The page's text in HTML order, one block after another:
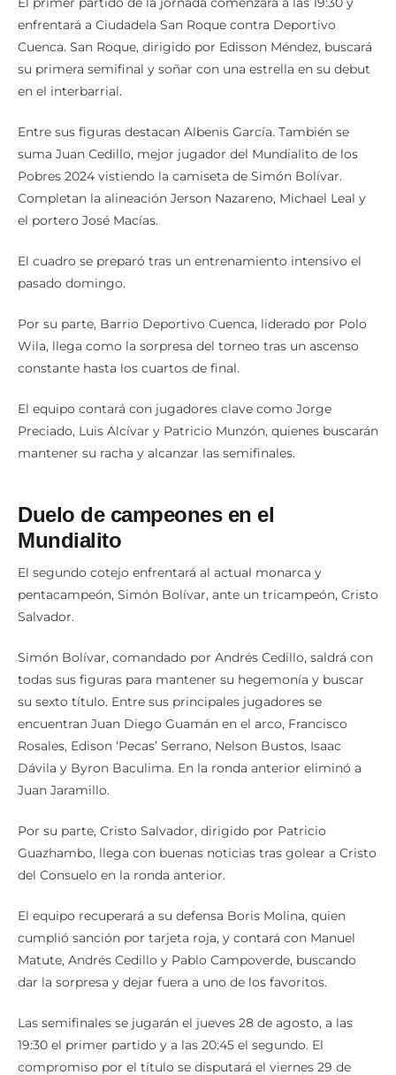
enfrentará a Ciudadela San Roque contra Deportivo
Cuenca. San Roque, dirigido por Edisson Méndez, buscará
su primera semifinal y soñar con una estrella en su debut
en el interbarrial.
Entre sus figuras destacan Albenis García. También se
suma Juan Cedillo, mejor jugador del Mundialito de los
Pobres 2024 vistiendo la camiseta de Simón Bolívar.
Completan la alineación Jerson Nazareno, Michael Leal y
el portero José Macías.
El cuadro se preparó tras un entrenamiento intensivo el
pasado domingo.
Por su parte, Barrio Deportivo Cuenca, liderado por Polo
Wila, llega como la sorpresa del torneo tras un ascenso
constante hasta los cuartos de final.
El equipo contará con jugadores clave como Jorge
Preciado, Luis Alcívar y Patricio Munzón, quienes buscarán
mantener su racha y alcanzar las semifinales.
Duelo de campeones en el
Mundialito
El segundo cotejo enfrentará al actual monarca y
pentacampeón, Simón Bolívar, ante un tricampeón, Cristo
Salvador.
Simón Bolívar, comandado por Andrés Cedillo, saldrá con
todas sus figuras para mantener su hegemonía y buscar
su sexto título. Entre sus principales jugadores se
encuentran Juan Diego Guamán en el arco, Francisco
Rosales, Edison ‘Pecas’ Serrano, Nelson Bustos, Isaac
Dávila y Byron Baculima. En la ronda anterior eliminó a
Juan Jaramillo.
Por su parte, Cristo Salvador, dirigido por Patricio
Guazhambo, llega con buenas noticias tras golear a Cristo
del Consuelo en la ronda anterior.
El equipo recuperará a su defensa Boris Molina, quien
cumplió sanción por tarjeta roja, y contará con Manuel
Matute, Andrés Cedillo y Pablo Campoverde, buscando
dar la sorpresa y dejar fuera a uno de los favoritos.
Las semifinales se jugarán el jueves 28 de agosto, a las
19:30 el primer partido y a las 20:45 el segundo. El
compromiso por el título se disputará el viernes 29 de